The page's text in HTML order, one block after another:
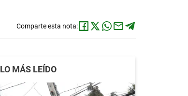
Comparte esta nota:
LO MÁS LEÍDO